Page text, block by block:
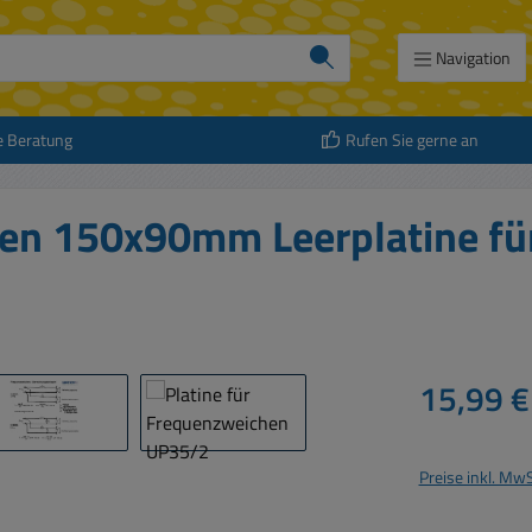
Navigation
Beratung Rufen Sie gerne an
150x90mm Leerplatine
Regulärer Preis:
15,99 €
Preise inkl.